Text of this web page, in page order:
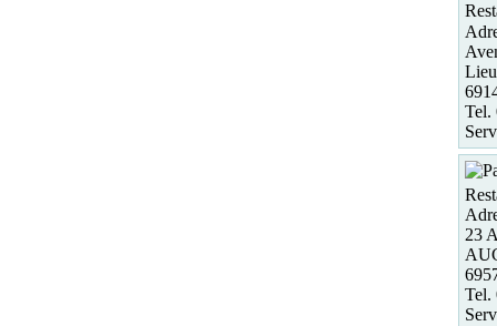
Tel.
23
Tel.